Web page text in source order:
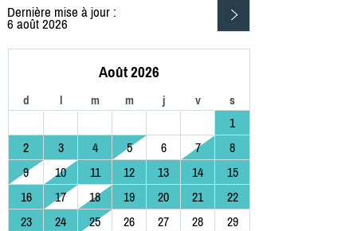
Dernière mise à jour :
6 août 2026
Août 2026
d l m m j v s
1
2
3 4 5 6 7
8
9
10 11 12 13 14
15
16
17 18 19 20 21
22
23
24 25 26 27 28
29